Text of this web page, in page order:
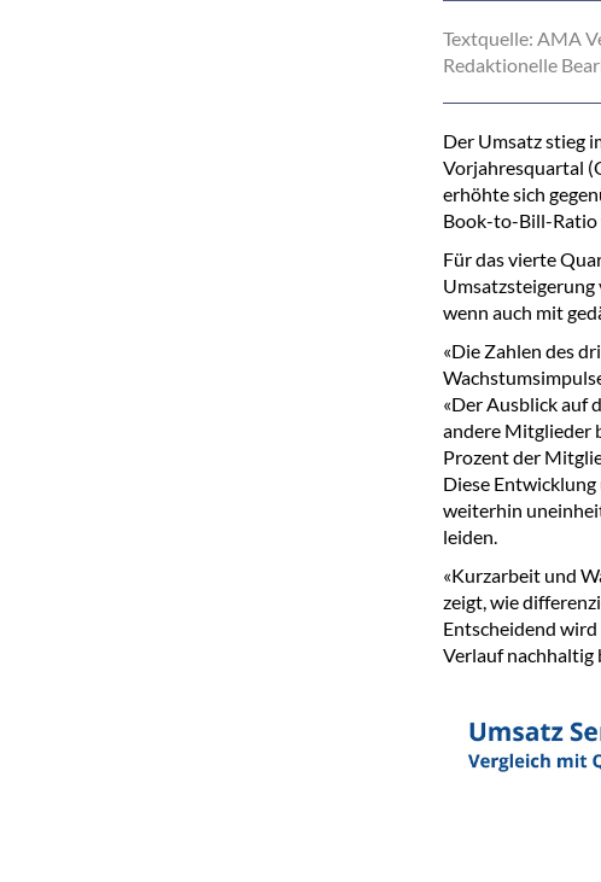
Textquelle: AMA
Redaktionelle
Der Umsatz stieg
Vorjahresquartal
erhöhte sich
Book-to-Bill-Ratio
Für das vierte
wenn auch mit
«Die Zahlen des
«Der Ausblick auf
andere Mitglieder
Prozent der
Diese
weiterhin
leiden.
«Kurzarbeit und
zeigt, wie
Entscheidend
Verlauf nachhaltig